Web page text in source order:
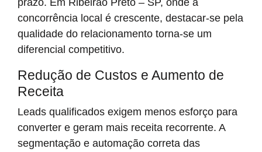
concorrência local é crescente, destacar-se pela
qualidade do relacionamento torna-se um
diferencial competitivo.
Redução de Custos e Aumento de
Receita
Leads qualificados exigem menos esforço para
converter e geram mais receita recorrente. A
segmentação e automação correta das